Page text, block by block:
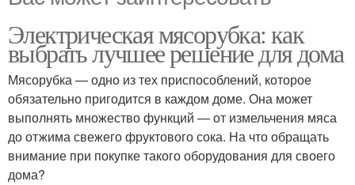
Электрическая мясорубка: как
выбрать лучшее решение для дома
Мясорубка — одно из тех приспособлений, которое
обязательно пригодится в каждом доме. Она может
выполнять множество функций — от измельчения мяса
до отжима свежего фруктового сока. На что обращать
внимание при покупке такого оборудования для своего
дома?